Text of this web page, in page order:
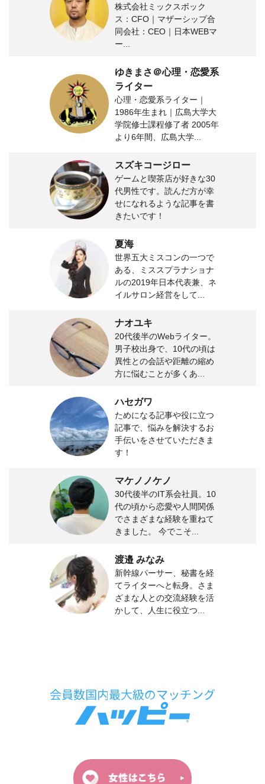
株式会社ミックスボック
ス：CFO｜マザーシップ合
同会社：CEO｜日本WEBマ
ー...
ゆきまさ＠心理・恋愛系
ライター
心理・恋愛系ライター｜
1986年生まれ｜広島大学大
学院修士課程修了者 2005年
より6年間、広島大学...
スズキコージロー
ゲームと喫茶店が好きな30
代男性です。読んだ方が幸
せになれるような記事を書
きたいです！
夏海
世界五大ミスコンの一つで
ある、ミススプラナショナ
ルの2019年日本代表兼、ネ
イルサロン経営をして...
ナオユキ
20代後半のWebライター。
男子校出身で、10代の頃は
異性との会話や距離の縮め
方に悩むことが多くあ...
ハセガワ
ためになる記事や役に立つ
記事で、悩みを解決するお
手伝いをさせていただきま
す！
マケノノケノ
30代後半のIT系会社員。10
代の頃から恋愛や人間関係
でさまざまな経験を重ねて
きました。 今でこそ...
渡邉 みなみ
新幹線パーサー、秘書を経
てライターへと転身。さま
ざまな人との交流経験を活
かして、人生に役立つ...